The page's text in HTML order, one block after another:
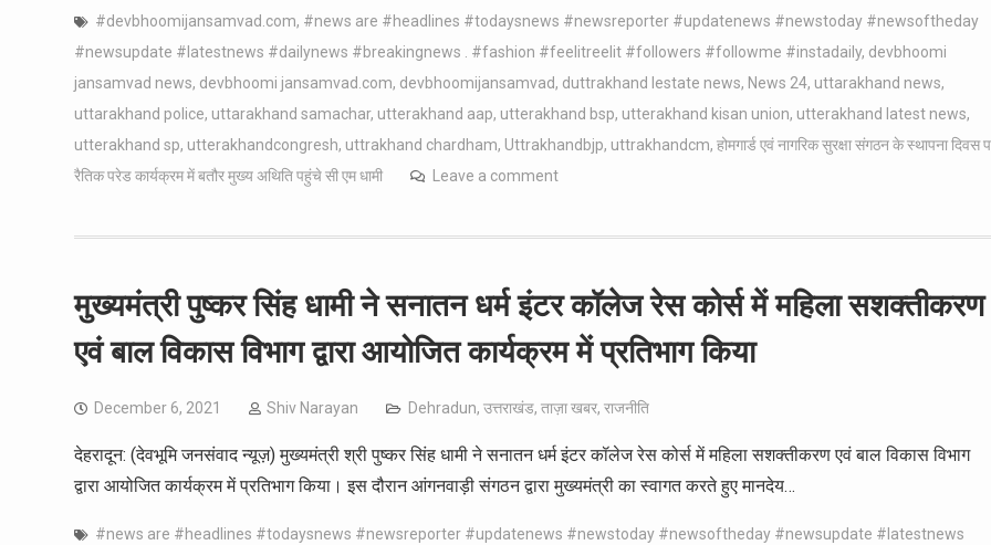
#devbhoomijansamvad.com, #news are #headlines #todaysnews #newsreporter #updatenews #newstoday #newsoftheday
#newsupdate #latestnews #dailynews #breakingnews . #fashion #feelitreelit #followers #followme #instadaily, devbhoomi
jansamvad news, devbhoomi jansamvad.com, devbhoomijansamvad, duttrakhand lestate news, News 24, uttarakhand news,
uttarakhand police, uttarakhand samachar, utterakhand aap, utterakhand bsp, utterakhand kisan union, utterakhand latest news,
utterakhand sp, utterakhandcongresh, uttrakhand chardham, Uttrakhandbjp, uttrakhandcm, होमगार्ड एवं नागरिक सुरक्षा संगठन के स्थापना दिवस
रैतिक परेड कार्यक्रम में बतौर मुख्य अथिति पहुंचे सी एम धामी
Leave a comment
मुख्यमंत्री पुष्कर सिंह धामी ने सनातन धर्म इंटर कॉलेज रेस कोर्स में महिला सशक्तीकरण
एवं बाल विकास विभाग द्वारा आयोजित कार्यक्रम में प्रतिभाग किया
December 6, 2021 Shiv Narayan Dehradun, उत्तराखंड, ताज़ा खबर, राजनीति
देहरादून: (देवभूमि जनसंवाद न्यूज़) मुख्यमंत्री श्री पुष्कर सिंह धामी ने सनातन धर्म इंटर कॉलेज रेस कोर्स में महिला सशक्तीकरण एवं बाल विकास विभाग
द्वारा आयोजित कार्यक्रम में प्रतिभाग किया। इस दौरान आंगनवाड़ी संगठन द्वारा मुख्यमंत्री का स्वागत करते हुए मानदेय…
#news are #headlines #todaysnews #newsreporter #updatenews #newstoday #newsoftheday #newsupdate #latestnews